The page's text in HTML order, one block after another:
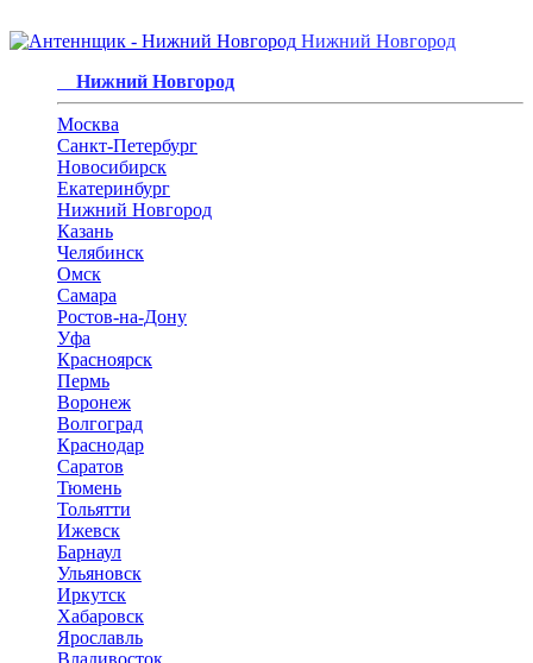
Нижний Новгород
Нижний Новгород
Москва
Санкт-Петербург
Новосибирск
Екатеринбург
Нижний Новгород
Казань
Челябинск
Омск
Самара
Ростов-на-Дону
Уфа
Красноярск
Пермь
Воронеж
Волгоград
Краснодар
Саратов
Тюмень
Тольятти
Ижевск
Барнаул
Ульяновск
Иркутск
Хабаровск
Ярославль
Владивосток